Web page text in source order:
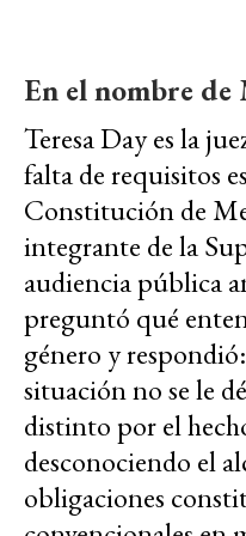
En el nombre de
Teresa Day es la
falta de requisitos
Constitución de
integrante de la
audiencia pública
preguntó qué
género y
situación no se le
distinto por el
desconociendo el
obligaciones